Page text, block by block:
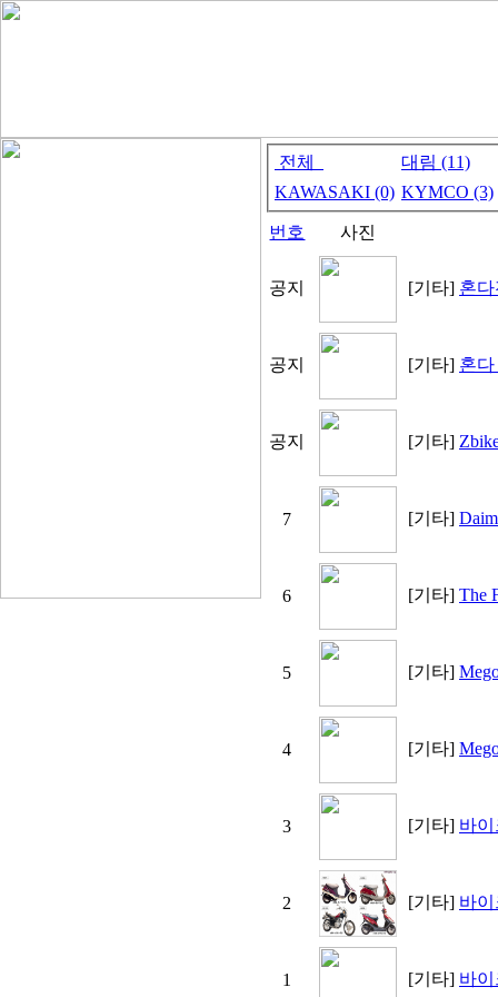
전체
대림 (11)
KAWASAKI (0) KYMCO (3)
번호 사진
공지 [기타] 혼
공지 [기타] 혼
공지 [기타]
7 [기타]
6 [기타] The
5 [기타]
4 [기타]
3 [기타] 바
2 [기타] 바
1 [기타] 바